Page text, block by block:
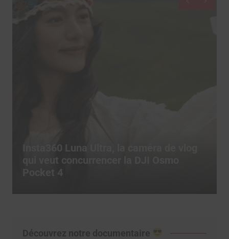
Comment utiliser les templates
pour exploser son engagement sur
TikTok ?
Découvrez notre documentaire